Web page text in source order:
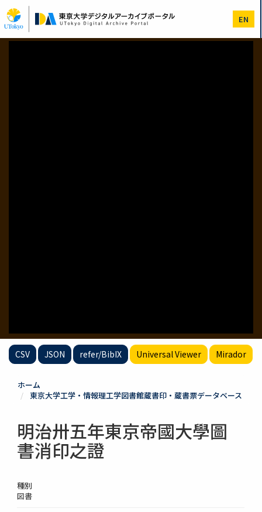
イ
ン
コ
EN
CSV JSON refer/BibIX Universal Viewer Mirador
ホーム
東京大学工学・情報理工学図書館蔵書印・蔵書票データベース
明治卅五年東京帝國大學圖
書消印之證
種別
図書